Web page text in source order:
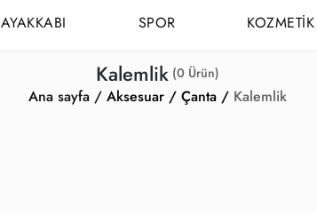
AYAKKABI SPOR KOZMETİK
Kalemlik (0Ürün)
Ana sayfa / Aksesuar / Çanta / Kalemlik